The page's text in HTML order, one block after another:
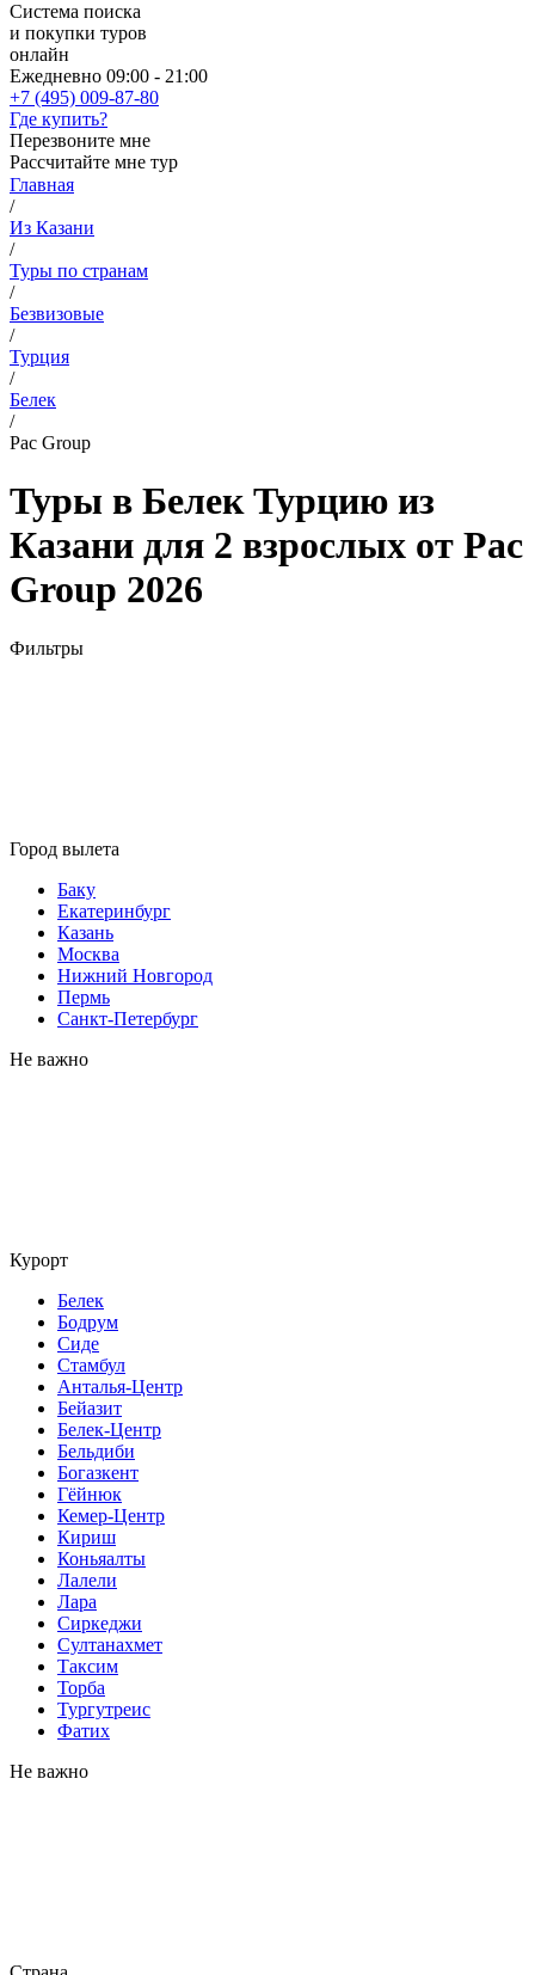
Система поиска
и покупки туров
онлайн
Ежедневно 09:00 - 21:00
+7 (495) 009-87-80
Где купить?
Перезвоните мне
Рассчитайте мне тур
Главная
/
Из Казани
/
Туры по странам
/
Безвизовые
/
Турция
/
Белек
/
Pac Group
Туры в Белек Турцию из
Казани для 2 взрослых от Pac
Group 2026
Фильтры
Город вылета
Баку
Екатеринбург
Казань
Москва
Нижний Новгород
Пермь
Санкт-Петербург
Не важно
Курорт
Белек
Бодрум
Сиде
Стамбул
Анталья-Центр
Бейазит
Белек-Центр
Бельдиби
Богазкент
Гёйнюк
Кемер-Центр
Кириш
Коньяалты
Лалели
Лара
Сиркеджи
Султанахмет
Таксим
Торба
Тургутреис
Фатих
Не важно